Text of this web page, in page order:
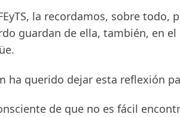
la recordamos, sobre
guardan de ella, también, en el
ha querido dejar esta reflexión
de que no es fácil